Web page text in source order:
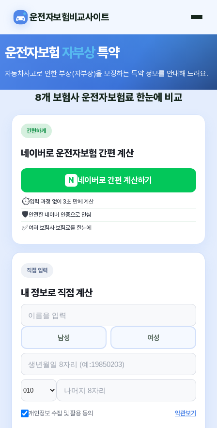
운전자보험비교사이트
운전자보험자부상특약
자동차사고로 인한 부상(자부상)을 보장하는 특약 정보를 안내해 드려요.
8개 보험사운전자보험료 한눈에 비교
간편하게
네이버로 운전자보험 간편 계산
N 네이버로 간편 계산하기
⏱입력 과정 없이 3초 만에 계산
🛡안전한 네이버 인증으로 안심
✅여러 보험사 보험료를 한눈에
직접 입력
내 정보로 직접 계산
남성 여성
개인정보 수집 및 활용 동의 약관보기